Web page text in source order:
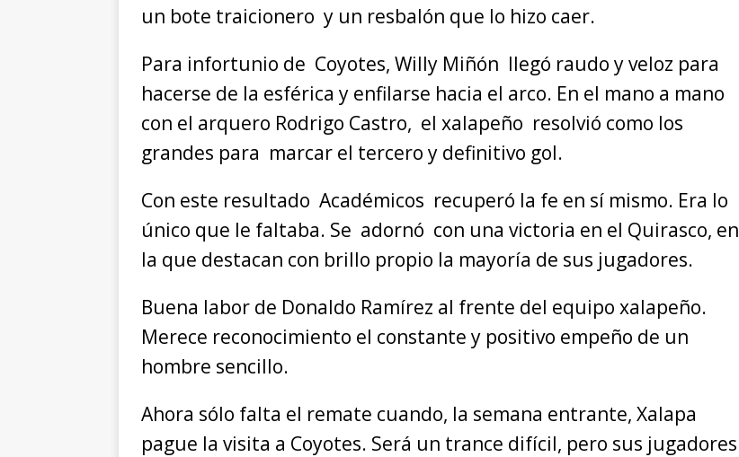
un bote traicionero y un resbalón que lo hizo caer.
Para infortunio de Coyotes, Willy Miñón llegó raudo y veloz para
hacerse de la esférica y enfilarse hacia el arco. En el mano a mano
con el arquero Rodrigo Castro, el xalapeño resolvió como los
grandes para marcar el tercero y definitivo gol.
Con este resultado Académicos recuperó la fe en sí mismo. Era lo
único que le faltaba. Se adornó con una victoria en el Quirasco, en
la que destacan con brillo propio la mayoría de sus jugadores.
Buena labor de Donaldo Ramírez al frente del equipo xalapeño.
Merece reconocimiento el constante y positivo empeño de un
hombre sencillo.
Ahora sólo falta el remate cuando, la semana entrante, Xalapa
pague la visita a Coyotes. Será un trance difícil, pero sus jugadores